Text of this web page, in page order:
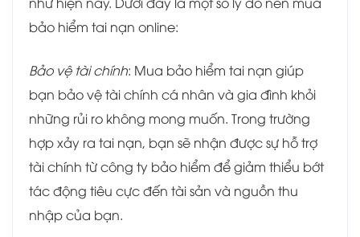
bảo hiểm tai nạn online:
Bảo vệ tài chính: Mua bảo hiểm tai nạn giúp
bạn bảo vệ tài chính cá nhân và gia đình khỏi
những rủi ro không mong muốn. Trong trường
hợp xảy ra tai nạn, bạn sẽ nhận được sự hỗ trợ
tài chính từ công ty bảo hiểm để giảm thiểu bớt
tác động tiêu cực đến tài sản và nguồn thu
nhập của bạn.